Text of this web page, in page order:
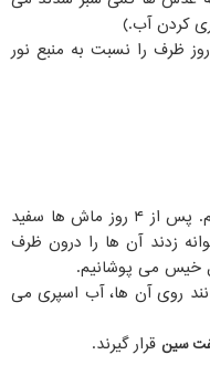
کردن آب.)
ظرف را نسبت به منبع نور
دو لیوان قره ماش را درون کاسه ای ریخته و تا ۲ بند انگشت آب روی آن ، آب می ریزیم. پس از ۴ روز ماش ها سفید
زدند آن ها را درون ظرف
خیس می پوشانیم.
روی آن ها، آب اسپری می
سین قرار گیرند.